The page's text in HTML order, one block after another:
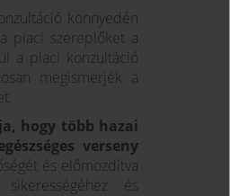
könnyedén
piaci szereplőket a
a piaci konzultáció
megismerjék a
hogy több hazai
verseny
és előmozdítva
és